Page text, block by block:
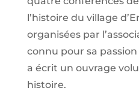
l’histoire du village
organisées par
connu pour sa
a écrit un ouvrage
histoire.